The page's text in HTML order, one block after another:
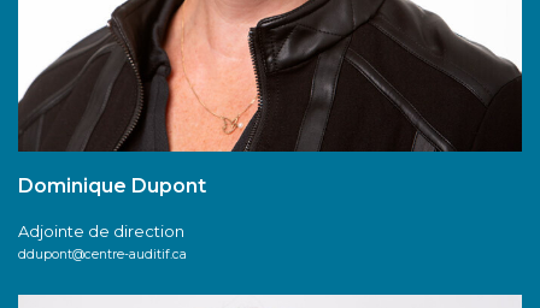
Dominique Dupont
Adjointe de direction
ddupont@centre-auditif.ca